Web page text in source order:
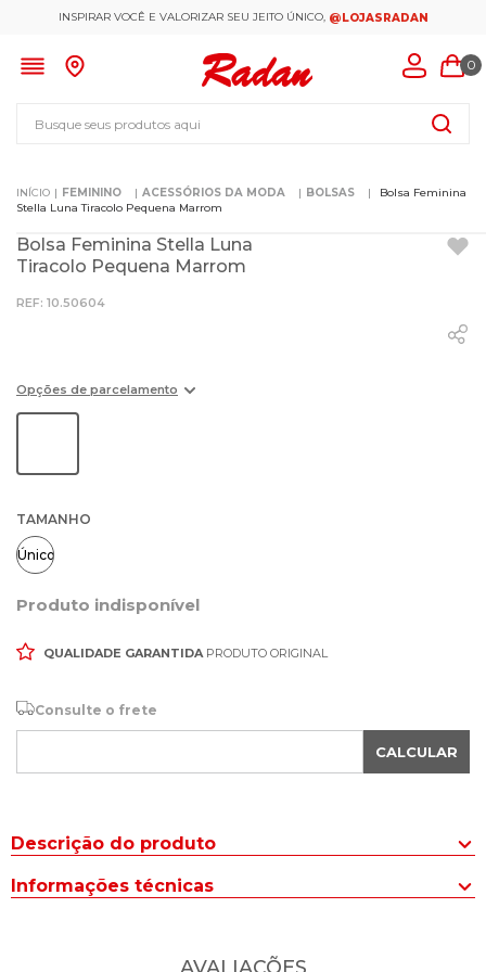
INSPIRAR VOCÊ E VALORIZAR SEU JEITO ÚNICO, @LOJASRADAN
0
FEMININO ACESSÓRIOS DA MODA BOLSAS
Bolsa Feminina
Stella Luna Tiracolo Pequena Marrom
Bolsa Feminina Stella Luna
Tiracolo Pequena Marrom
: 10.50604
Opções de parcelamento
TAMANHO
Único
Produto indisponível
QUALIDADE GARANTIDAPRODUTO ORIGINAL
Consulte o frete
CALCULAR
Descrição do produto
A Bolsa Feminina Stella Luna Tiracolo Pequena Marrom é o
acessório ideal para quem busca elegância e praticidade no dia a
Informações técnicas